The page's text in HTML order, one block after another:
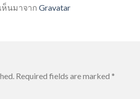
ห็นมาจาก Gravatar
Required fields are marked *